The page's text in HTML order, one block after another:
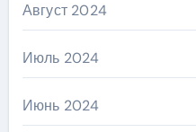
Август 2024
Июль 2024
Июнь 2024